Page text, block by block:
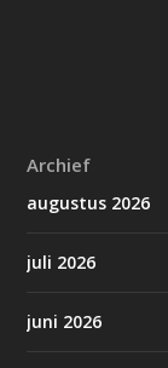
Archief
augustus 2026
juli 2026
juni 2026